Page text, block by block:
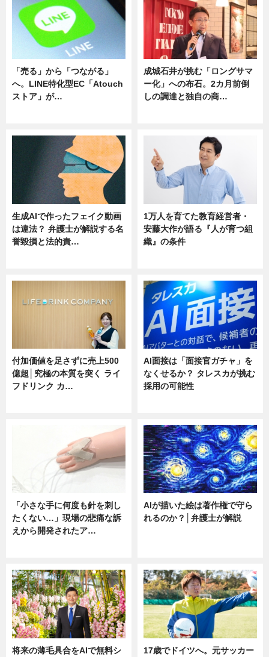
「売る」から「つながる」
へ。LINE特化型EC「Atouch
ストア」が…
成城石井が挑む「ロングサマ
ー化」への布石。2カ月前倒
しの調達と独自の商…
生成AIで作ったフェイク動画
は違法？ 弁護士が解説する名
誉毀損と法的責…
1万人を育てた教育経営者・
安藤大作が語る『人が育つ組
織』の条件
付加価値を足さずに売上500
億超│究極の本質を突く ライ
フドリンク カ…
AI面接は「面接官ガチャ」を
なくせるか？ タレスカが挑む
採用の可能性
「小さな手に何度も針を刺し
たくない…」現場の悲痛な訴
えから開発されたア…
AIが描いた絵は著作権で守ら
れるのか？│弁護士が解説
将来の薄毛具合をAIで無料シ
17歳でドイツへ。元サッカー